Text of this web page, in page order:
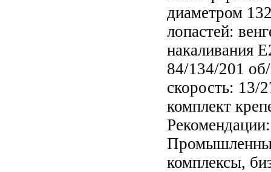
диаметром
лопастей:
накаливания
84/134/201
скорость: 13/
комплект
комплексы,